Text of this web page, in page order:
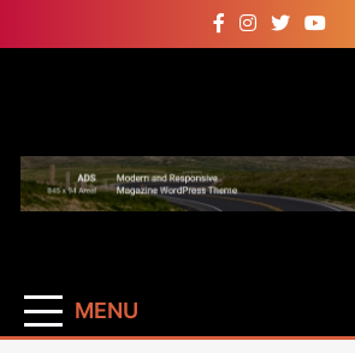
to
MENU